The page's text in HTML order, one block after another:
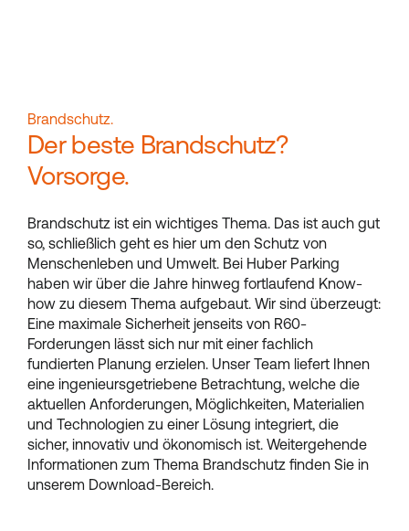
Brandschutz.
Der beste Brandschutz?
Vorsorge.
Brandschutz ist ein wichtiges Thema. Das ist auch gut
so, schließlich geht es hier um den Schutz von
Menschenleben und Umwelt. Bei Huber Parking
haben wir über die Jahre hinweg fortlaufend Know-
how zu diesem Thema aufgebaut. Wir sind überzeugt:
Eine maximale Sicherheit jenseits von R60-
Forderungen lässt sich nur mit einer fachlich
fundierten Planung erzielen. Unser Team liefert Ihnen
eine ingenieursgetriebene Betrachtung, welche die
aktuellen Anforderungen, Möglichkeiten, Materialien
und Technologien zu einer Lösung integriert, die
sicher, innovativ und ökonomisch ist. Weitergehende
Informationen zum Thema Brandschutz finden Sie in
unserem Download-Bereich.